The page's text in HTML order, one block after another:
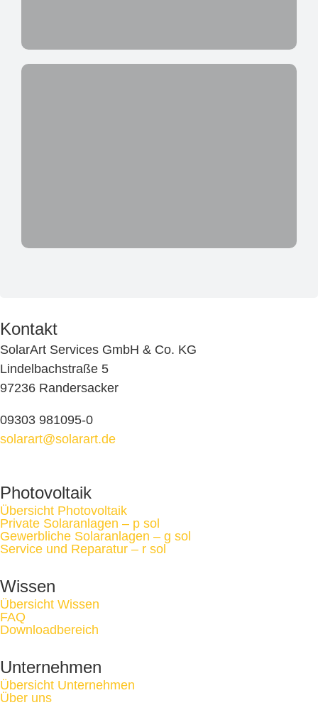
Kontakt
SolarArt Services GmbH & Co. KG
Lindelbachstraße 5
97236 Randersacker
09303 981095-0
solarart@solarart.de
Photovoltaik
Übersicht Photovoltaik
Private Solaranlagen – p sol
Gewerbliche Solaranlagen – g sol
Service und Reparatur – r sol
Wissen
Übersicht Wissen
FAQ
Downloadbereich
Unternehmen
Übersicht Unternehmen
Über uns